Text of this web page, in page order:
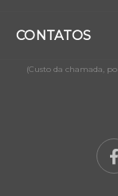
CONTATOS
(Custo da chamada,